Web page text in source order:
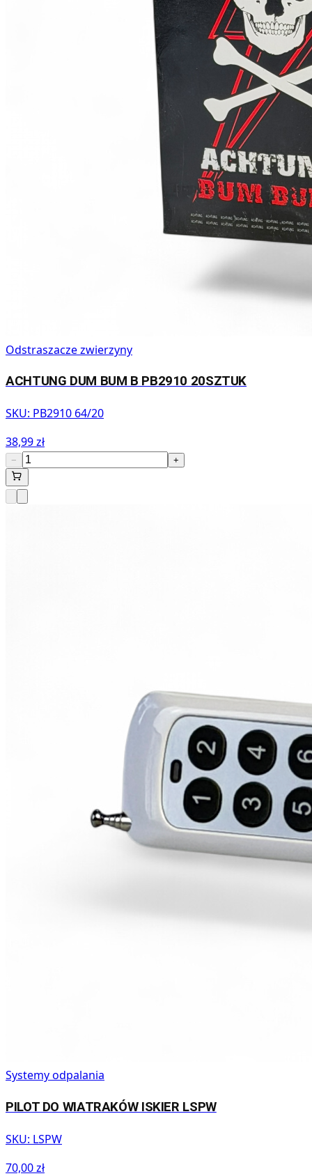
Odstraszacze zwierzyny
ACHTUNG DUM BUM B PB2910 20SZTUK
SKU: PB2910 64/20
38,99 zł
− +
Systemy odpalania
PILOT DO WIATRAKÓW ISKIER LSPW
SKU: LSPW
70,00 zł